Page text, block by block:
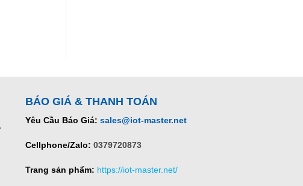
BÁO GIÁ & THANH TOÁN
Yêu Cầu Báo Giá: sales@iot-master.net
Cellphone/Zalo: 0379720873
Trang sản phẩm: https://iot-master.net/